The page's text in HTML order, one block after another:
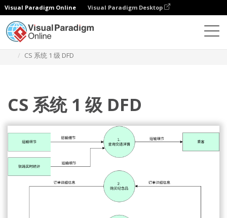
Visual Paradigm Online Visual Paradigm Desktop
CS 系统 1 级 DFD
CS 系统 1 级 DFD